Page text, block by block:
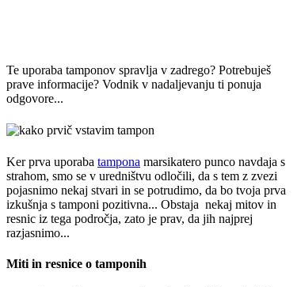
Te uporaba tamponov spravlja v zadrego? Potrebuješ
prave informacije? Vodnik v nadaljevanju ti ponuja
odgovore...
Ker prva uporaba tampona marsikatero punco navdaja s
strahom, smo se v uredništvu odločili, da s tem z zvezi
pojasnimo nekaj stvari in se potrudimo, da bo tvoja prva
izkušnja s tamponi pozitivna... Obstaja nekaj mitov in
resnic iz tega področja, zato je prav, da jih najprej
razjasnimo...
Miti in resnice o tamponih